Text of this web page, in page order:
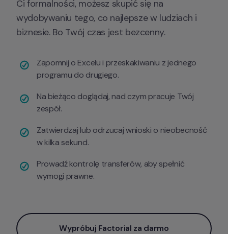
Ci formalności, możesz skupić się na
wydobywaniu tego, co najlepsze w ludziach i
biznesie. Bo Twój czas jest bezcenny.
Zapomnij o Excelu i przeskakiwaniu z jednego
programu do drugiego.
Na bieżąco doglądaj, nad czym pracuje Twój
zespół.
Zatwierdzaj lub odrzucaj wnioski o nieobecność
w kilka sekund.
Prowadź kontrolę transferów, aby spełnić
wymogi prawne.
Wypróbuj Factorial za darmo